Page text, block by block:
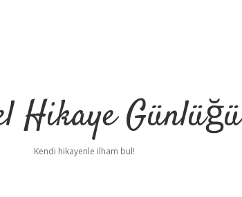
Hikaye Günlüğü
Kendi hikayenle ilham bul!